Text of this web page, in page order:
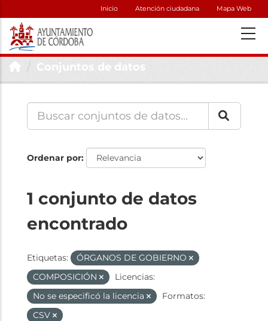
Inicio Atención ciudadana Mapa Web
Conjuntos de datos
Ordenar por
1 conjunto de datos
encontrado
Etiquetas:
ÓRGANOS DE GOBIERNO
COMPOSICIÓN
Licencias:
No se especificó la licencia
Formatos:
CSV